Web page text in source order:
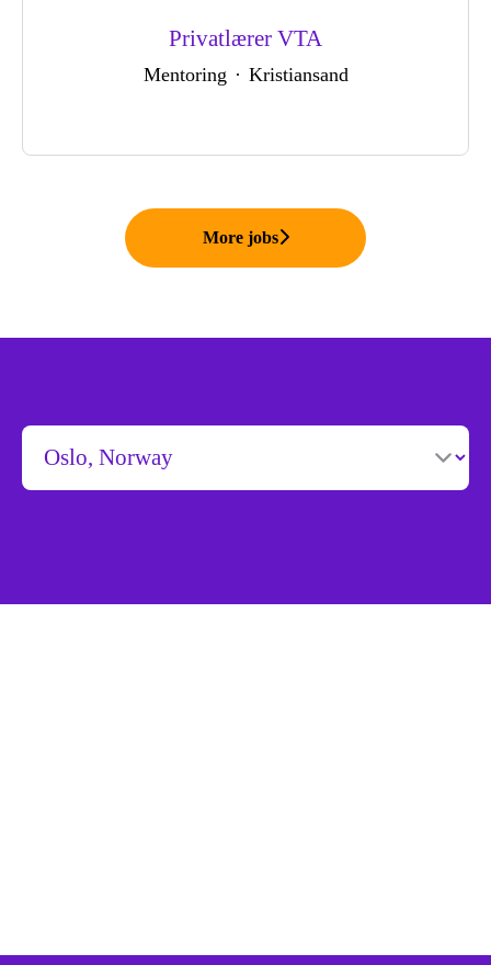
Privatlærer VTA
Mentoring · Kristiansand
More jobs